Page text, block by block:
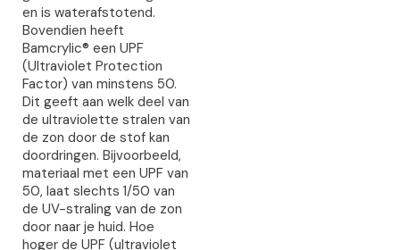
en is waterafstotend.
Bovendien heeft
Bamcrylic® een UPF
(Ultraviolet Protection
Factor) van minstens 50.
Dit geeft aan welk deel van
de ultraviolette stralen van
de zon door de stof kan
doordringen. Bijvoorbeeld,
materiaal met een UPF van
50, laat slechts 1/50 van
de UV-straling van de zon
door naar je huid. Hoe
hoger de UPF (ultraviolet